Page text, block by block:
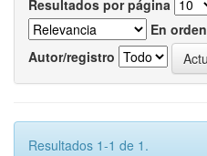
Resultados por página
En orden
Autor/registro
Resultados 1-1 de 1.